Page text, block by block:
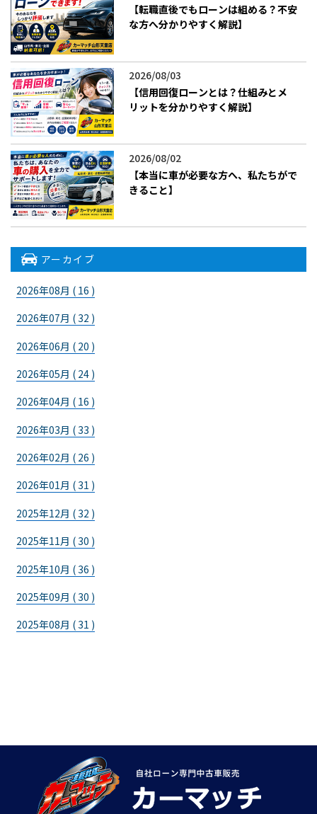
【転職直後でもローンは組める？不安
な方へ分かりやすく解説】
2026/08/03
【信用回復ローンとは？仕組みとメ
リットを分かりやすく解説】
2026/08/02
【本当に車が必要な方へ、私たちがで
きること】
アーカイブ
2026年08月 ( 16 )
2026年07月 ( 32 )
2026年06月 ( 20 )
2026年05月 ( 24 )
2026年04月 ( 16 )
2026年03月 ( 33 )
2026年02月 ( 26 )
2026年01月 ( 31 )
2025年12月 ( 32 )
2025年11月 ( 30 )
2025年10月 ( 36 )
2025年09月 ( 30 )
2025年08月 ( 31 )